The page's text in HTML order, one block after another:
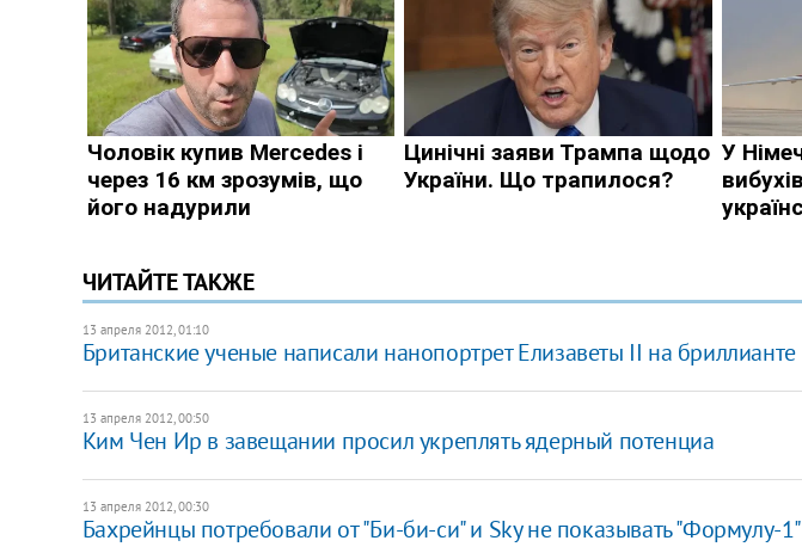
ЧИТАЙТЕ ТАКЖЕ
13 апреля 2012, 01:10
Британские ученые написали нанопортрет Елизаветы II на бриллианте
13 апреля 2012, 00:50
Ким Чен Ир в завещании просил укреплять ядерный потенциа
13 апреля 2012, 00:30
Бахрейнцы потребовали от "Би-би-си" и Sky не показывать "Формулу-1"